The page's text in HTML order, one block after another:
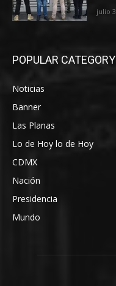
julio
POPULAR CATEGORY
Noticias
Banner
Las Planas
Lo de Hoy lo de Hoy
CDMX
Nación
Presidencia
Mundo